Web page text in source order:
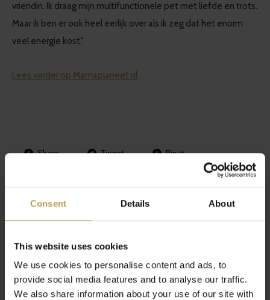
Consent Details About
This website uses cookies
We use cookies to personalise content and ads, to
provide social media features and to analyse our traffic.
We also share information about your use of our site with
vriendin. Ik draag mijn multifunctionele pet met liefde en trots.
Maar ik ben er ook heel eerlijk over als ik zeg dat het enorm
veel energie kost."
Lees verder op Mamaplaneet.nl
Share Tweet Pin it
Recente artikelen